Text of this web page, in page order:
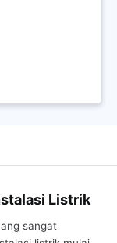
Listrik
sangat